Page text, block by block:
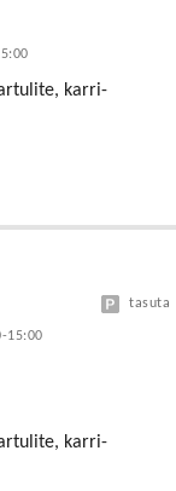
karri-
15:00
tasuta
karri-